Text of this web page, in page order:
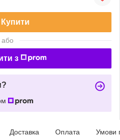
Купити
або
з
Доставка Оплата Умови